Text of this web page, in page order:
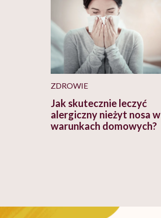
ZDROWIE
Jak skutecznie leczyć
alergiczny nieżyt nosa w
warunkach domowych?